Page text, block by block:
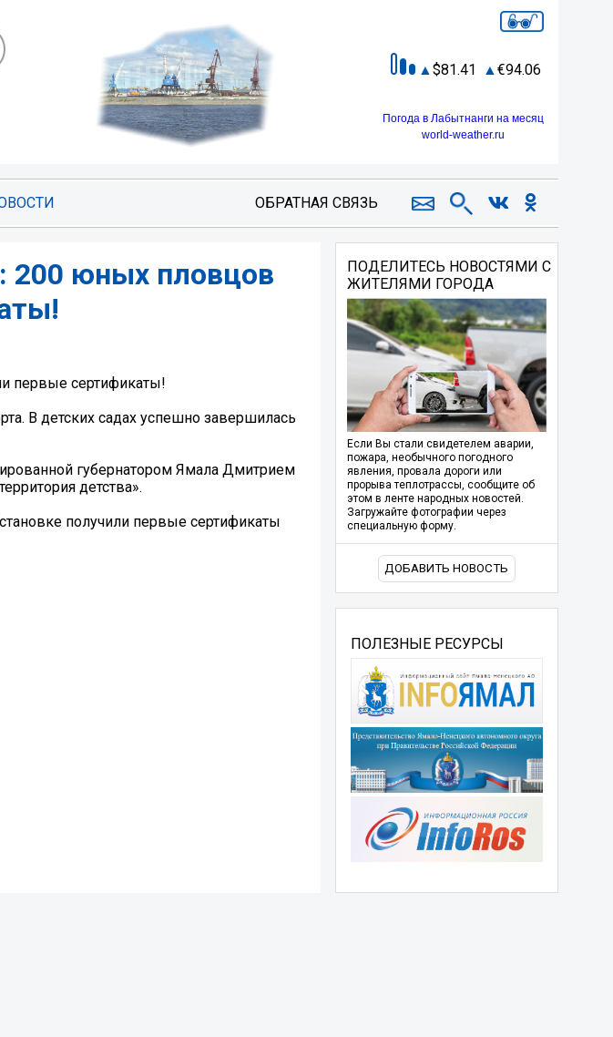
81.41 94.06
Погода в Лабытнанги на месяц
world-weather.ru
ОБРАТНАЯ СВЯЗЬ
200 юных пловцов
первые сертификаты!
В детских садах успешно завершилась
губернатором Ямала Дмитрием
детства».
получили первые сертификаты
ПОДЕЛИТЕСЬ НОВОСТЯМИ С
ЖИТЕЛЯМИ ГОРОДА
Если Вы стали свидетелем аварии,
пожара, необычного погодного
явления, провала дороги или
прорыва теплотрассы, сообщите об
этом в ленте народных новостей.
Загружайте фотографии через
специальную форму.
ДОБАВИТЬ НОВОСТЬ
ПОЛЕЗНЫЕ РЕСУРСЫ